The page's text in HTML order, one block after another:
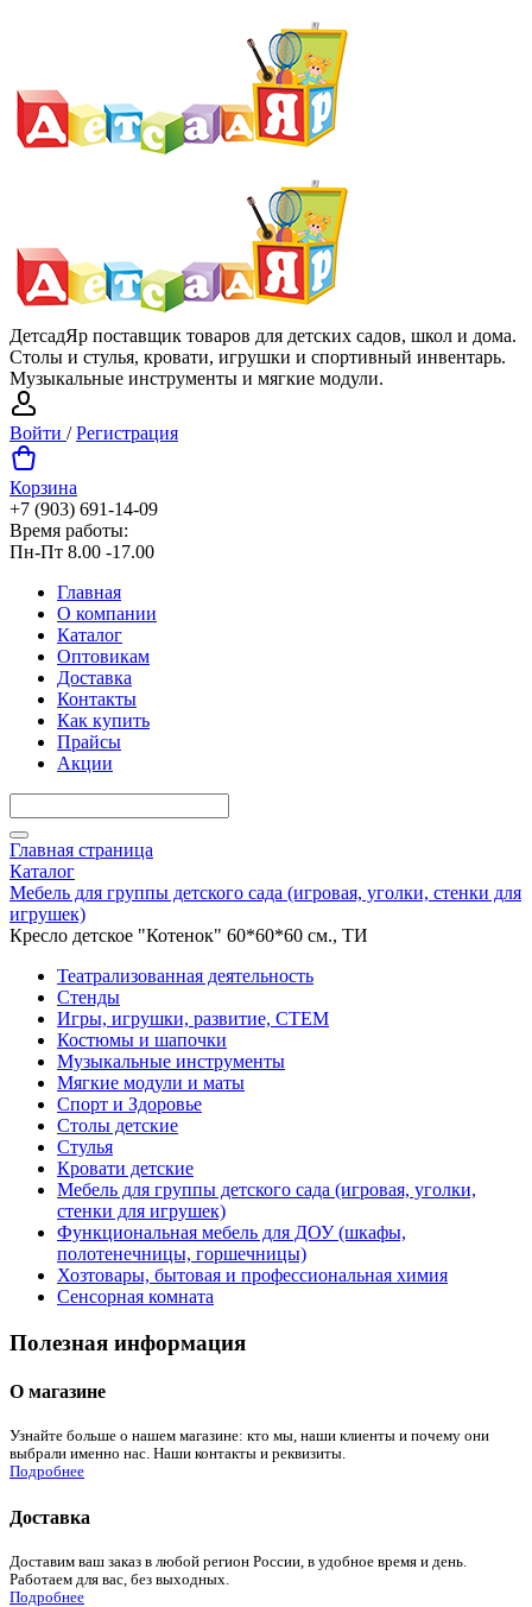
ДетсадЯр поставщик товаров для детских садов, школ и дома.
Столы и стулья, кровати, игрушки и спортивный инвентарь.
Музыкальные инструменты и мягкие модули.
Войти /Регистрация
Корзина
+7 (903) 691-14-09
Время работы:
Пн-Пт 8.00 -17.00
Главная
О компании
Каталог
Оптовикам
Доставка
Контакты
Как купить
Прайсы
Акции
Главная страница
Каталог
Мебель для группы детского сада (игровая, уголки, стенки для
игрушек)
Кресло детское "Котенок" 60*60*60 см., ТИ
Театрализованная деятельность
Стенды
Игры, игрушки, развитие, СТЕМ
Костюмы и шапочки
Музыкальные инструменты
Мягкие модули и маты
Спорт и Здоровье
Столы детские
Стулья
Кровати детские
Мебель для группы детского сада (игровая, уголки,
стенки для игрушек)
Функциональная мебель для ДОУ (шкафы,
полотенечницы, горшечницы)
Хозтовары, бытовая и профессиональная химия
Сенсорная комната
Полезная информация
О магазине
Узнайте больше о нашем магазине: кто мы, наши клиенты и почему они
выбрали именно нас. Наши контакты и реквизиты.
Подробнее
Доставка
Доставим ваш заказ в любой регион России, в удобное время и день.
Работаем для вас, без выходных.
Подробнее